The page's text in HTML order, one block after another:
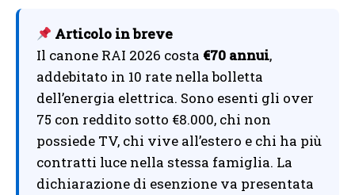
Articolo in breve
Il canone RAI 2026 costa €70 annui,
addebitato in 10 rate nella bolletta
dell’energia elettrica. Sono esenti gli over
75 con reddito sotto €8.000, chi non
possiede TV, chi vive all’estero e chi ha più
contratti luce nella stessa famiglia. La
dichiarazione di esenzione va presentata